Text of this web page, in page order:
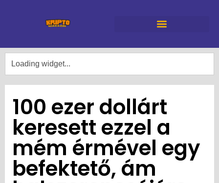
100 ezer dollárt
keresett ezzel a
mém érmével egy
befektető, ám